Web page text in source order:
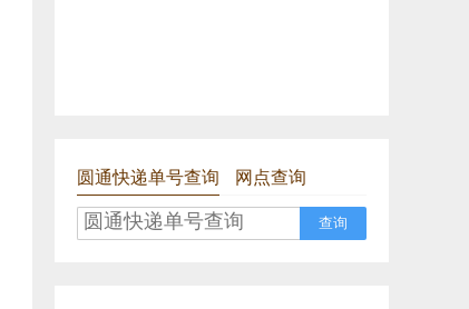
圆通快递单号查询 网点查询
查询